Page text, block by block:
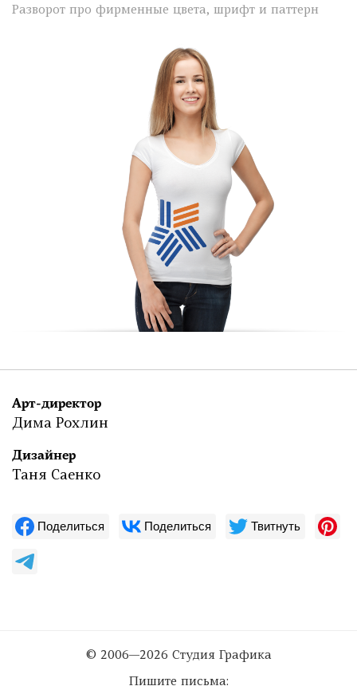
Разворот про фирменные цвета, шрифт и паттерн
Арт-директор
Дима Рохлин
Дизайнер
Таня Саенко
Поделиться Поделиться Твитнуть
© 2006—2026 Студия Графика
Пишите письма: